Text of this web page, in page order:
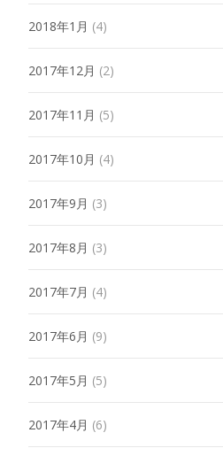
2018年1月 (4)
2017年12月 (2)
2017年11月 (5)
2017年10月 (4)
2017年9月 (3)
2017年8月 (3)
2017年7月 (4)
2017年6月 (9)
2017年5月 (5)
2017年4月 (6)